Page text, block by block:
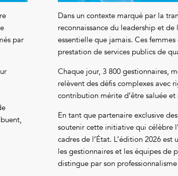
par
Dans un contexte marqué par la
reconnaissance du leadership et de
essentielle que jamais. Ces
prestation de services publics de
Chaque jour, 3 800 gestionnaires,
relèvent des défis complexes avec
contribution mérite d’être saluée et
En tant que partenaire exclusive
soutenir cette initiative qui célèbre
cadres de l’État. L’édition 2026
les gestionnaires et les équipes de
distingue par son